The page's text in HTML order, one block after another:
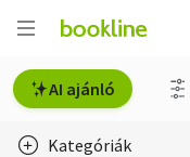
AI ajánló
Kategóriák